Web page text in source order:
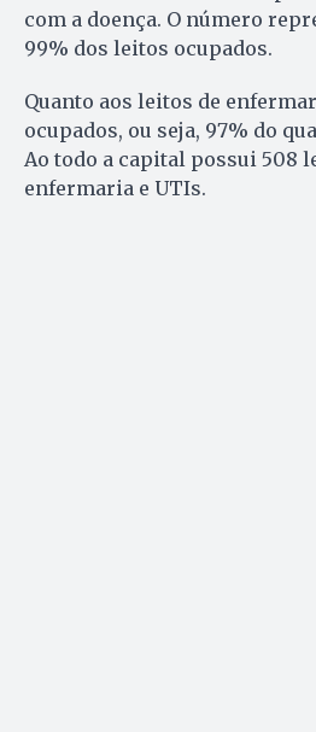
com a doença. O número
99% dos leitos ocupados.
Quanto aos leitos de
ocupados, ou seja, 97% do
Ao todo a capital possui 508
enfermaria e UTIs.